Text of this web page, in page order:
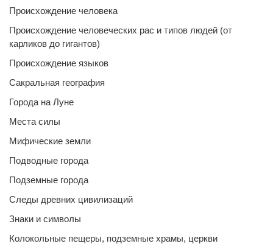
Происхождение человека
Происхождение человеческих рас и типов людей (от
карликов до гигантов)
Происхождение языков
Сакральная география
Города на Луне
Места силы
Мифические земли
Подводные города
Подземные города
Следы древних цивилизаций
Знаки и символы
Колокольные пещеры, подземные храмы, церкви